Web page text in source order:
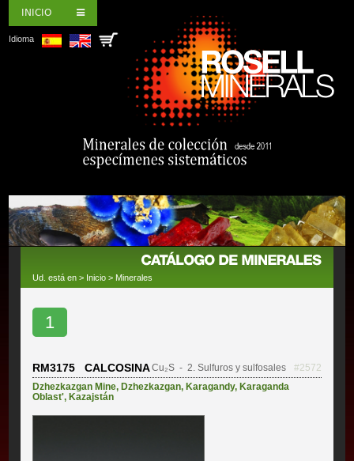
INICIO
Idioma
Ud. está en > Inicio > Minerales
1
RM3175 CALCOSINACu₂S- 2. Sulfuros y sulfosales
#2572
Dzhezkazgan Mine,Dzhezkazgan,Karagandy,Karaganda
Oblast',Kazajstán